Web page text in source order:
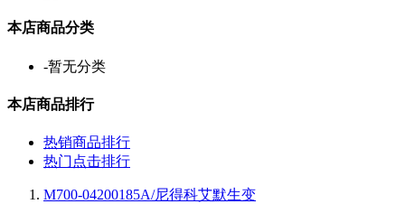
本店商品分类
-暂无分类
本店商品排行
热销商品排行
热门点击排行
M700-04200185A/尼得科艾默生变